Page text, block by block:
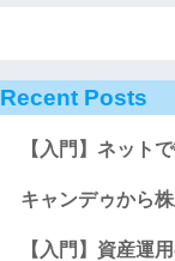
Recent Posts
【入門】ネット
キャンデゥから
【入門】資産運